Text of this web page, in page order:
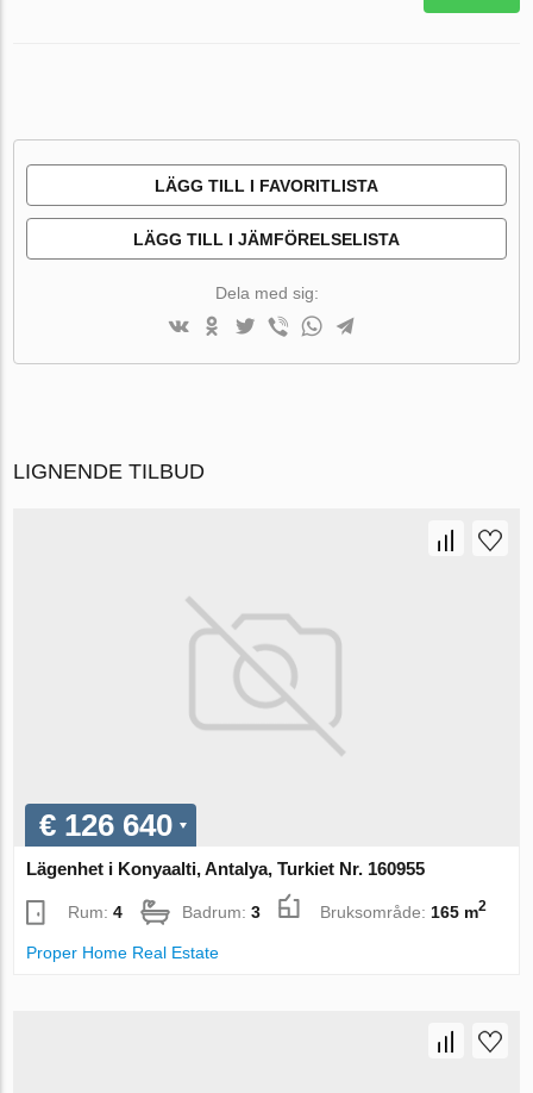
LÄGG TILL I FAVORITLISTA
LÄGG TILL I JÄMFÖRELSELISTA
Dela med sig:
LIGNENDE TILBUD
€ 126 640
Lägenhet i Konyaalti, Antalya, Turkiet Nr. 160955
Rum:4 Badrum:3 Bruksområde: 165 m2
Proper Home Real Estate